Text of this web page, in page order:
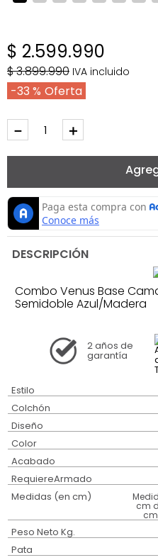
$ 2.599.990
$3.899.990 IVA incluido
33 %
＋
－
DESCRIPCIÓN
Combo Venus Base
Semidoble Azul/Madera
2 años de
garantía
Estilo
Colchón
Diseño
Color
Acabado
RequiereArmado
Medidas (en cm)
cm
Peso Neto Kg.
Pata